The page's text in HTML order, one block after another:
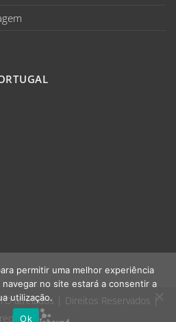
atrelados | Direitos Reservados |
by:
permitir uma melhor experiência
no site estará a consentir a
utilização.
Ok